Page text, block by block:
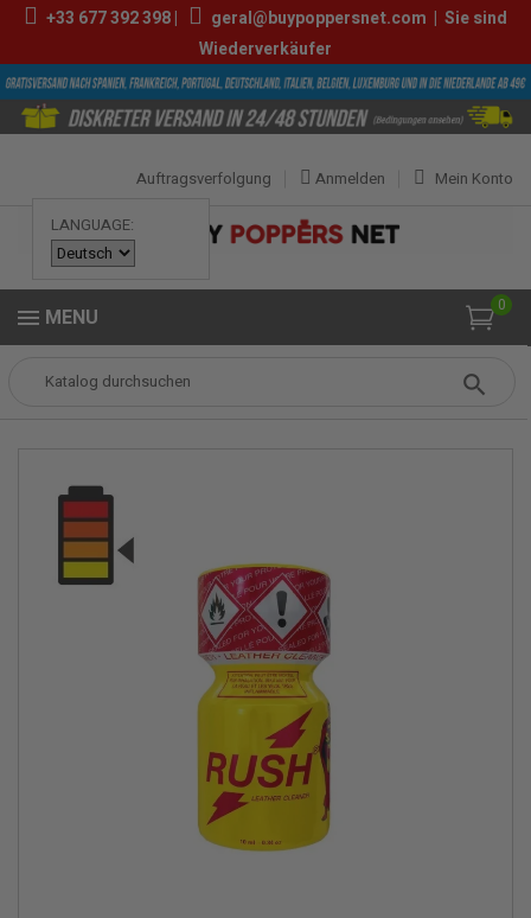
+33 677 392 398| geral@buypoppersnet.com | Sie sind
Wiederverkäufer
LANGUAGE:
Mein Konto
Anmelden
Auftragsverfolgung
0
MENU
POPPERS